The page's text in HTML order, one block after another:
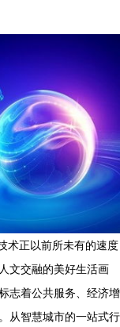
术正以前所未有的速度
文交融的美好生活画
志着公共服务、经济增
从智慧城市的一站式行